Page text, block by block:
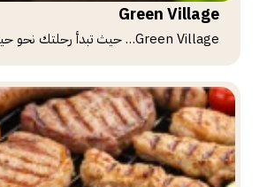
Green Village
Green Village… حيث تبدأ رحلتك نحو حياة أفضل!